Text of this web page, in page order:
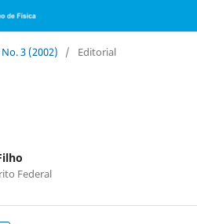
3 (2002) / Editorial
Federal